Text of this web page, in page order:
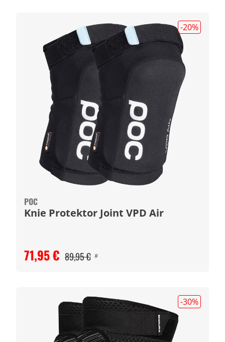
-20%
POC
Knie Protektor Joint VPD Air
71,95 € 89,95 € #
-30%